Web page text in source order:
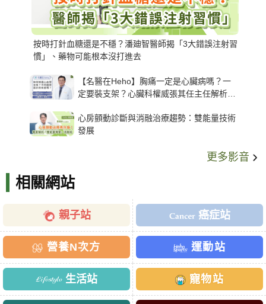
按時打針血糖還是不穩？潘廸智醫師揭「3大錯誤注射習
慣」、藥物可能根本沒打進去
【名醫在Heho】胸痛一定是心臟病嗎？一
定要裝支架？心臟科權威張其任主任解析支
心房顫動診斷與消融治療趨勢：雙能量技術
發展
更多影音
相關網站
親子站 癌症站
營養N次方 運動站
生活站 寵物站